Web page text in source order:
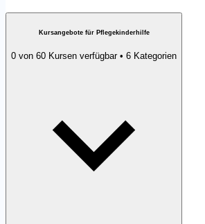
Kursangebote für Pflegekinderhilfe
0 von 60 Kursen verfügbar • 6 Kategorien